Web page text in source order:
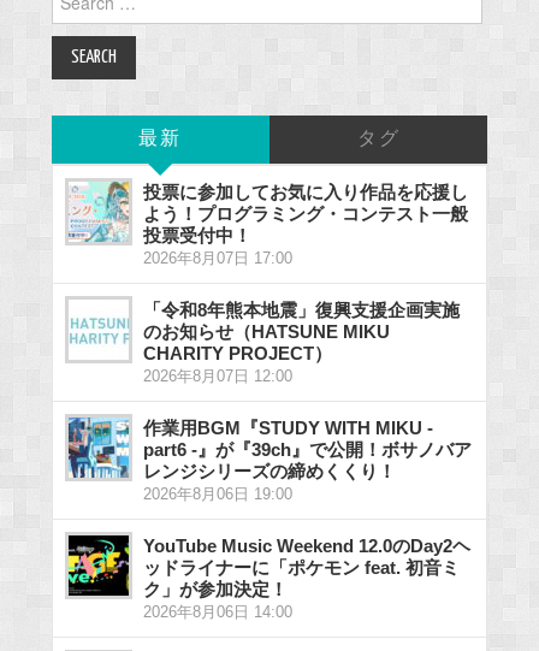
for:
最新 タグ
投票に参加してお気に入り作品を応援し
よう！プログラミング・コンテスト一般
投票受付中！
2026年8月07日 17:00
「令和8年熊本地震」復興支援企画実施
のお知らせ（HATSUNE MIKU
CHARITY PROJECT）
2026年8月07日 12:00
作業用BGM『STUDY WITH MIKU -
part6 -』が『39ch』で公開！ボサノバア
レンジシリーズの締めくくり！
2026年8月06日 19:00
YouTube Music Weekend 12.0のDay2ヘ
ッドライナーに「ポケモン feat. 初音ミ
ク」が参加決定！
2026年8月06日 14:00